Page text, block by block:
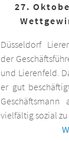
27.
Düsseldorf
der
und Lierenfeld.
er gut
vielfältig sozial